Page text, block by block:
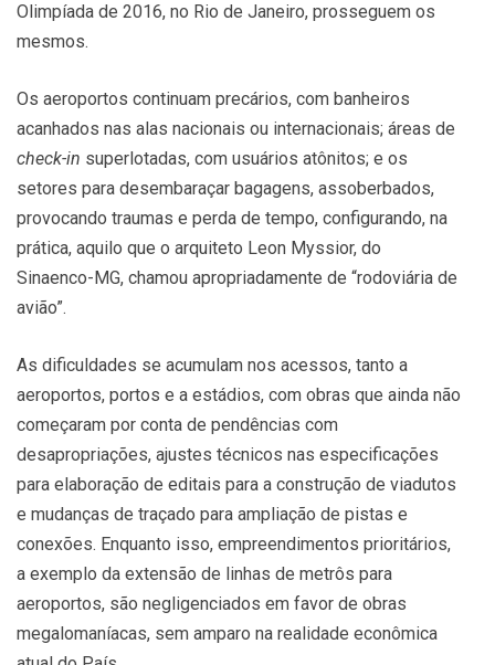
Olimpíada de 2016, no Rio de Janeiro, prosseguem os
mesmos.
Os aeroportos continuam precários, com banheiros
acanhados nas alas nacionais ou internacionais; áreas de
check-in superlotadas, com usuários atônitos; e os
setores para desembaraçar bagagens, assoberbados,
provocando traumas e perda de tempo, configurando, na
prática, aquilo que o arquiteto Leon Myssior, do
Sinaenco-MG, chamou apropriadamente de “rodoviária de
avião”.
As dificuldades se acumulam nos acessos, tanto a
aeroportos, portos e a estádios, com obras que ainda não
começaram por conta de pendências com
desapropriações, ajustes técnicos nas especificações
para elaboração de editais para a construção de viadutos
e mudanças de traçado para ampliação de pistas e
conexões. Enquanto isso, empreendimentos prioritários,
a exemplo da extensão de linhas de metrôs para
aeroportos, são negligenciados em favor de obras
megalomaníacas, sem amparo na realidade econômica